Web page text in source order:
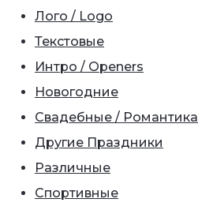
Лого / Logo
Текстовые
Интро / Openers
Новогодние
Свадебные / Романтика
Другие Праздники
Различные
Спортивные